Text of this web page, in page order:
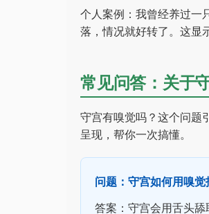
个人案例：我曾经养过一
落，情况就好转了。这显
常见问答：关于
守宫有嗅觉吗？这个问题
呈现，帮你一次搞懂。
问题：守宫如何用嗅觉
答案：守宫会用舌头